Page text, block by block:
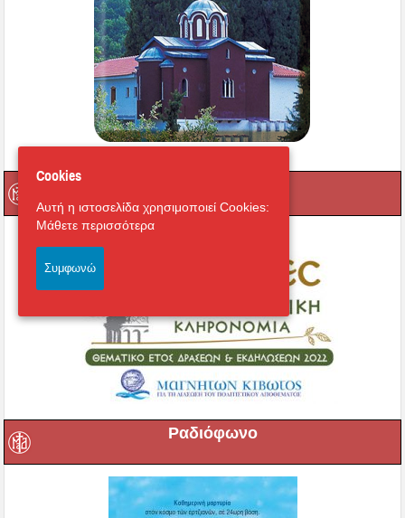
Ραδιόφωνο
Cookies
Αυτή η ιστοσελίδα χρησιμοποιεί Cookies:
Μάθετε περισσότερα
Συμφωνώ